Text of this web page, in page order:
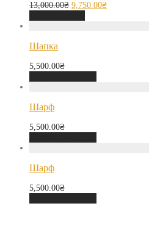
13,000.00₴ 9,750.00₴
Шапка
5,500.00₴
Шарф
5,500.00₴
Шарф
5,500.00₴